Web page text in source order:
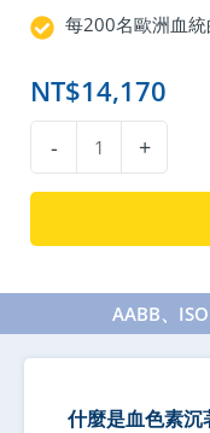
每200名歐洲血
NT$14,170
-
素
+
AABB、
什麼是血色素沉